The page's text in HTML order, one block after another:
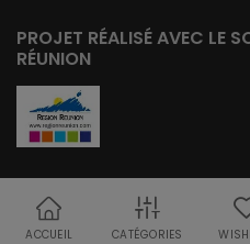
PROJET RÉALISÉ AVEC LE
RÉUNION
ACCUEIL CATÉGORIES